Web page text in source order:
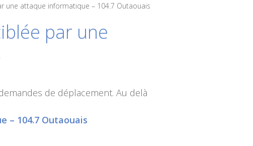
une attaque informatique – 104.7 Outaouais
par une
de déplacement. Au delà
– 104.7 Outaouais